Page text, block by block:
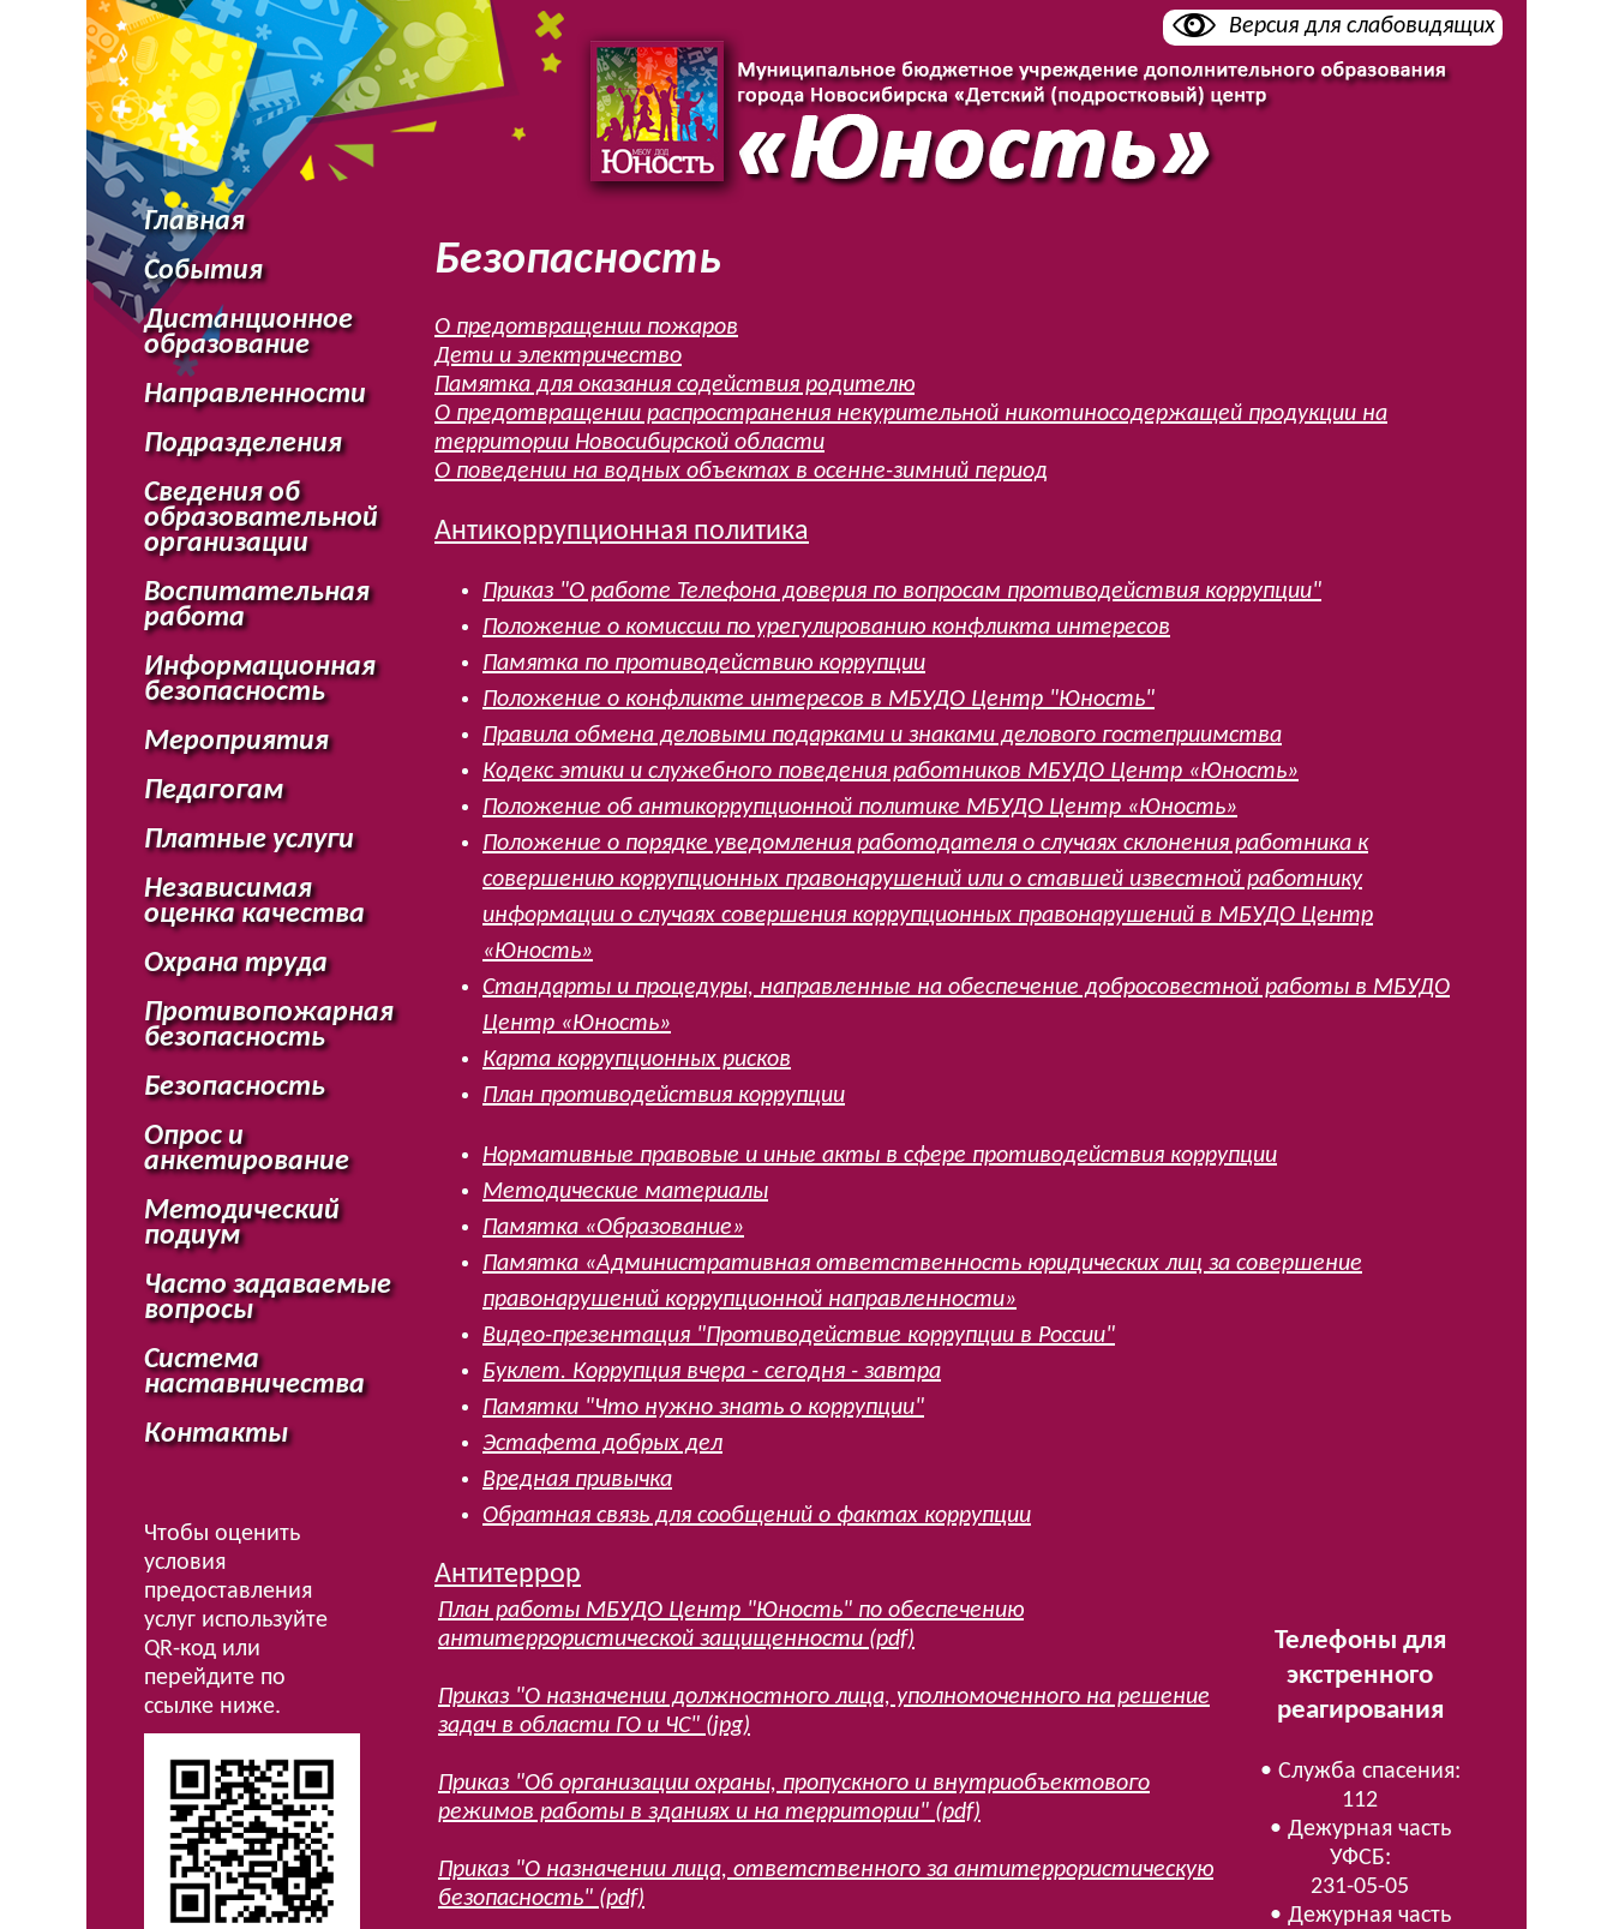
Версия для слабовидящих
Главная
События
Дистанционное
образование
Направленности
Подразделения
Сведения об
образовательной
организации
Воспитательная
работа
Информационная
безопасность
Мероприятия
Педагогам
Платные услуги
Независимая
оценка качества
Охрана труда
Противопожарная
безопасность
Безопасность
Опрос и
анкетирование
Методический
подиум
Часто задаваемые
вопросы
Система
наставничества
Контакты
Чтобы оценить
условия
предоставления
услуг используйте
QR-код или
перейдите по
ссылке ниже.
Безопасность
О предотвращении пожаров
Дети и электричество
Памятка для оказания содействия родителю
О предотвращении распространения некурительной никотиносодержащей продукции на
территории Новосибирской области
О поведении на водных объектах в осенне-зимний период
Антикоррупционная политика
Приказ "О работе Телефона доверия по вопросам противодействия коррупции"
Положение о комиссии по урегулированию конфликта интересов
Памятка по противодействию коррупции
Положение о конфликте интересов в МБУДО Центр "Юность"
Правила обмена деловыми подарками и знаками делового гостеприимства
Кодекс этики и служебного поведения работников МБУДО Центр «Юность»
Положение об антикоррупционной политике МБУДО Центр «Юность»
Положение о порядке уведомления работодателя о случаях склонения работника к
совершению коррупционных правонарушений или о ставшей известной работнику
информации о случаях совершения коррупционных правонарушений в МБУДО Центр
«Юность»
Стандарты и процедуры, направленные на обеспечение добросовестной работы в МБУДО
Центр «Юность»
Карта коррупционных рисков
План противодействия коррупции
Нормативные правовые и иные акты в сфере противодействия коррупции
Методические материалы
Памятка «Образование»
Памятка «Административная ответственность юридических лиц за совершение
правонарушений коррупционной направленности»
Видео-презентация "Противодействие коррупции в России"
Буклет. Коррупция вчера - сегодня - завтра
Памятки "Что нужно знать о коррупции"
Эстафета добрых дел
Вредная привычка
Обратная связь для сообщений о фактах коррупции
Антитеррор
План работы МБУДО Центр "Юность" по обеспечению
антитеррористической защищенности (pdf)
Приказ "О назначении должностного лица, уполномоченного на решение
задач в области ГО и ЧС" (jpg)
Приказ "Об организации охраны, пропускного и внутриобъектового
режимов работы в зданиях и на территории" (pdf)
Приказ "О назначении лица, ответственного за антитеррористическую
безопасность" (pdf)
Телефоны для
экстренного
реагирования
• Служба спасения:
112
• Дежурная часть
УФСБ:
231-05-05
• Дежурная часть